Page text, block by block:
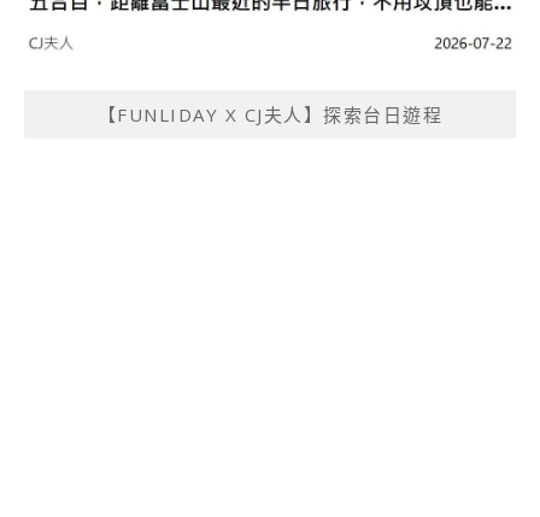
【FUNLIDAY X CJ夫人】探索台日遊程